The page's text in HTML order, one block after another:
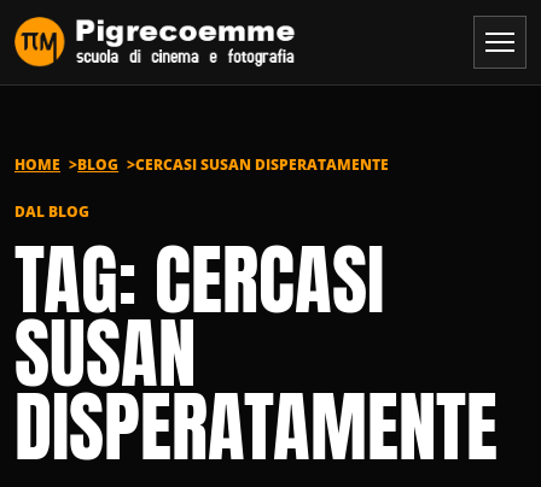
Vai al contenuto
HOME BLOG CERCASI SUSAN DISPERATAMENTE
DAL BLOG
TAG: CERCASI
SUSAN
DISPERATAMENTE